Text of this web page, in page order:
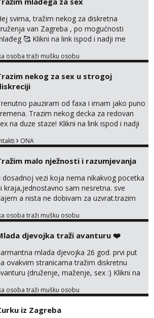
svima, tražim nekog za diskretna
van Zagreba , po mogućnosti
🥰 Klikni na link ispod i nadji me
osoba traži mušku osobu
nekog za sex u strogoj
pauziram od faxa i imam jako puno
Trazim nekog decka za redovan
na duze staze! Klikni na link ispod i nadji
ONA
malo nježnosti i razumjevanja
dosadnoj vezi koja nema nikakvog pocetka
kraja,jednostavno sam nesretna. sve
a nista ne dobivam za uzvrat.trazim
puno samo malo njeznosti i
po tijelu koji me jako
kad muskarac preuzme
. javi se :) Klikni na link ispod i nadji
tamo, cekam te!
osoba traži mušku osobu
djevojka traži avanturu ❤️
mlada djevojka 26 god. prvi put
ovakvim stranicama tražim diskretnu
(druženje, maženje, sex :) Klikni na
osoba traži mušku osobu
iz Zagreba